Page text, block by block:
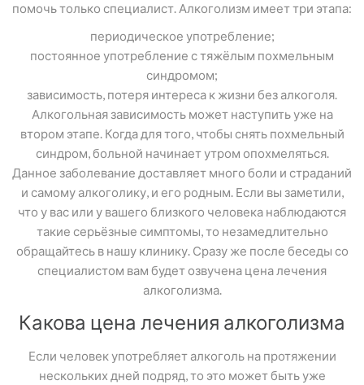
помочь только специалист. Алкоголизм имеет три этапа:
периодическое употребление;
постоянное употребление с тяжёлым похмельным
синдромом;
зависимость, потеря интереса к жизни без алкоголя.
Алкогольная зависимость может наступить уже на
втором этапе. Когда для того, чтобы снять похмельный
синдром, больной начинает утром опохмеляться.
Данное заболевание доставляет много боли и страданий
и самому алкоголику, и его родным. Если вы заметили,
что у вас или у вашего близкого человека наблюдаются
такие серьёзные симптомы, то незамедлительно
обращайтесь в нашу клинику. Сразу же после беседы со
специалистом вам будет озвучена цена лечения
алкоголизма.
Какова цена лечения алкоголизма
Если человек употребляет алкоголь на протяжении
нескольких дней подряд, то это может быть уже